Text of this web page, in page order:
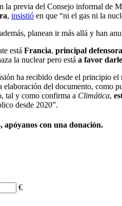
la previa del Consejo informal de
, insistió en que “ni el gas ni la
planean ir más allá y han
está Francia, principal
la nuclear pero está a favor
ha recibido desde el principio
elaboración del documento, como
tal y como confirma a Climática,
desde 2020”.
apóyanos con una donación.
€